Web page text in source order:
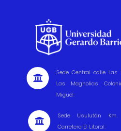

Sede Central calle Las
Las Magnolias
Miguel.

Sede Usulután Km.
Carretera El Litoral.